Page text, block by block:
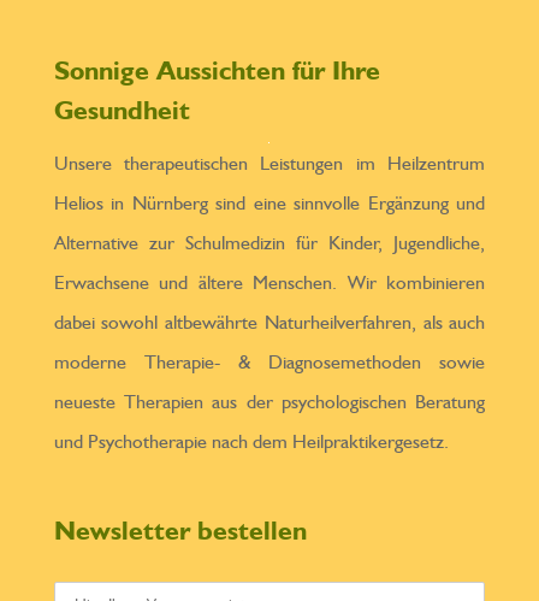
Sonnige Aussichten für Ihre
Gesundheit
Unsere therapeutischen Leistungen im Heilzentrum
Helios in Nürnberg sind eine sinnvolle Ergänzung und
Alternative zur Schulmedizin für Kinder, Jugendliche,
Erwachsene und ältere Menschen. Wir kombinieren
dabei sowohl altbewährte Naturheilverfahren, als auch
moderne Therapie- & Diagnosemethoden sowie
neueste Therapien aus der psychologischen Beratung
und Psychotherapie nach dem Heilpraktikergesetz.
Newsletter bestellen